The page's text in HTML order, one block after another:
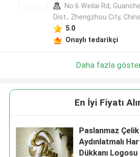
No.6 Weilai Rd,
Dist., Zhengzhou City,
5.0
Onaylı tedarikçi
Daha fazla
En İyi Fiyatı
Paslanmaz
Aydınlatmalı
Dükkanı